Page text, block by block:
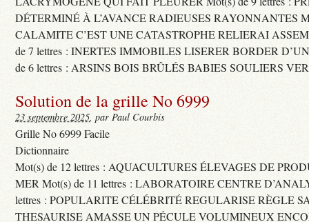
DÉTERMINÉ À L’AVANCE RADIEUSES RAYONNANTES
CALAMITE C’EST UNE CATASTROPHE RELIERAI
de 7 lettres : INERTES IMMOBILES LISERER BORDER
de 6 lettres : ARSINS BOIS BRÛLÉS BABIES SOULIERS
Solution de la grille No 6999
23 septembre 2025, par Paul Courbis
Grille No 6999 Facile
Dictionnaire
Mot(s) de 12 lettres : AQUACULTURES ÉLEVAGES DE
MER Mot(s) de 11 lettres : LABORATOIRE CENTRE
lettres : POPULARITE CÉLÉBRITÉ REGULARISE RÈGLE
THESAURISE AMASSE UN PÉCULE VOLUMINEUX